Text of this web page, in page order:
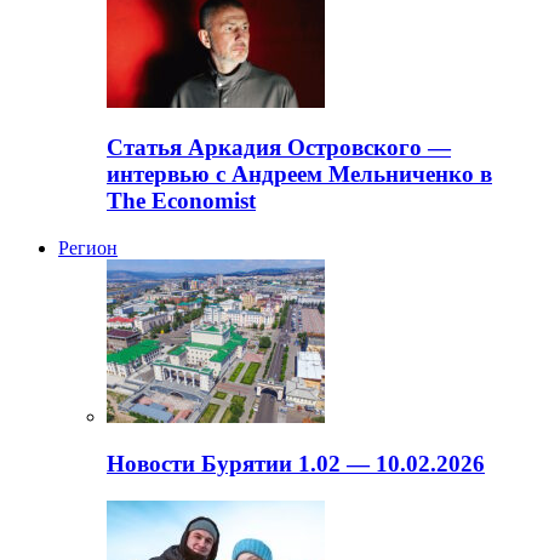
Статья Аркадия Островского —
интервью с Андреем Мельниченко в
The Economist
Регион
Новости Бурятии 1.02 — 10.02.2026